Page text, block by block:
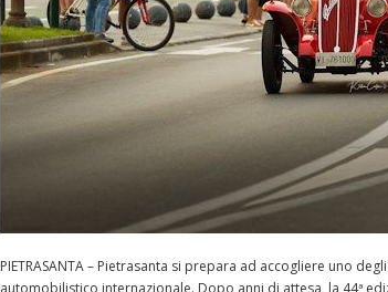
PIETRASANTA – Pietrasanta si prepara ad accogliere uno
automobilistico internazionale. Dopo anni di attesa, la 44ª